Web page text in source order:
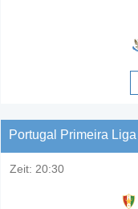
Portugal Primeira Liga
Zeit: 20:30